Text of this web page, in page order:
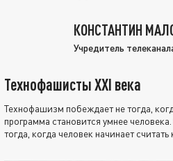
КОНСТАНТИН
Учредитель
Технофашисты XXI века
Технофашизм побеждает не тогда,
программа становится умнее
тогда, когда человек начинает